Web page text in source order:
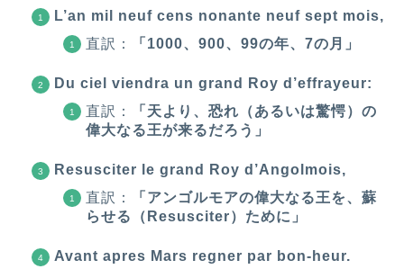
L’an mil neuf cens nonante neuf sept mois,
直訳：
「1000、900、99の年、7の月」
Du ciel viendra un grand Roy d’effrayeur:
直訳：
「天より、恐れ（あるいは驚愕）の
偉大なる王が来るだろう」
Resusciter le grand Roy d’Angolmois,
直訳：
「アンゴルモアの偉大なる王を、蘇
らせる（Resusciter）ために」
Avant apres Mars regner par bon-heur.